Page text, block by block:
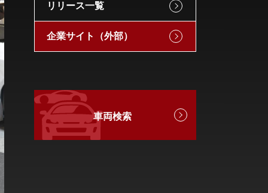
リリース一覧
企業サイト（外部）
車両検索